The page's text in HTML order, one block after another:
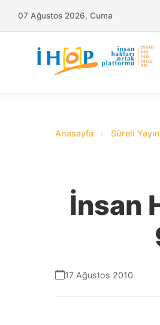
07 Ağustos 2026, Cuma
Anasayfa › Süreli
İnsan
17 Ağustos 2010